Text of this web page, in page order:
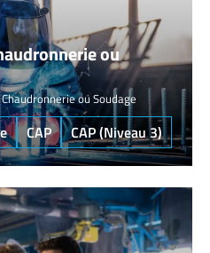
ou
ou Soudage
CAP CAP (Niveau 3)